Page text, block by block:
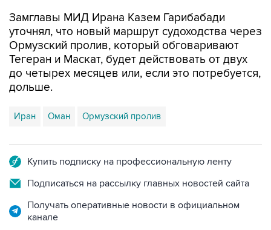
Замглавы МИД Ирана Казем Гарибабади
уточнял, что новый маршрут судоходства через
Ормузский пролив, который обговаривают
Тегеран и Маскат, будет действовать от двух
до четырех месяцев или, если это потребуется,
дольше.
Иран Оман Ормузский пролив
Купить подписку на профессиональную ленту
Подписаться на рассылку главных новостей сайта
Получать оперативные новости в официальном
канале